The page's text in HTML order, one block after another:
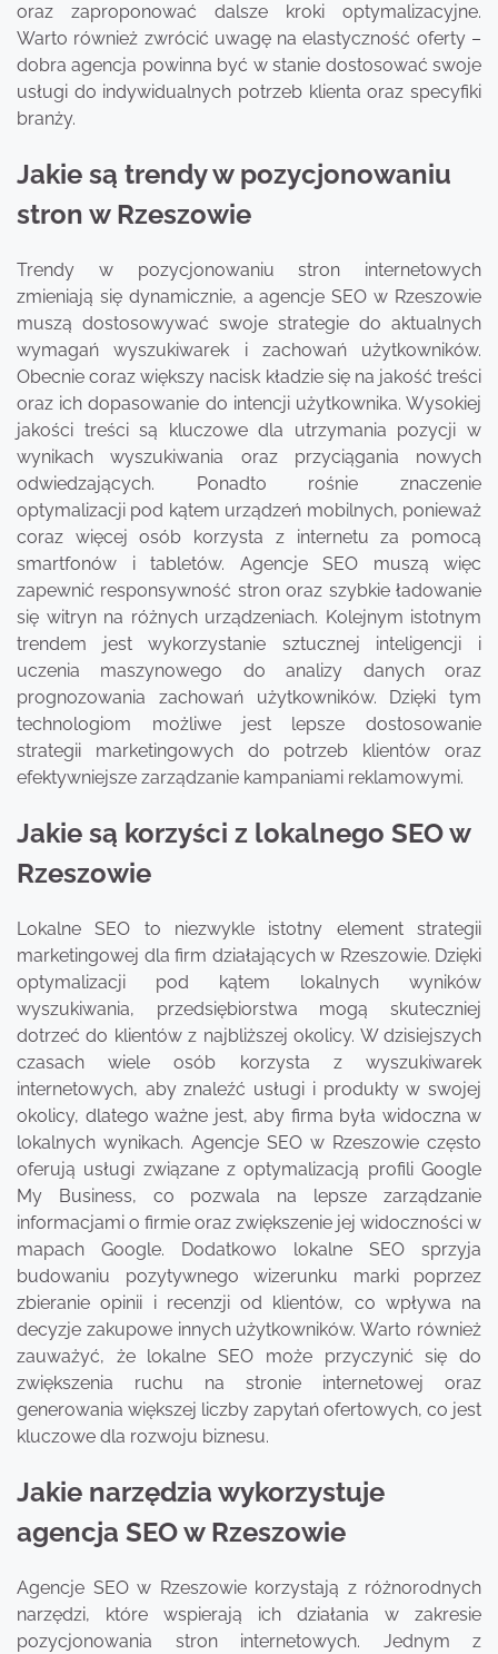
oraz zaproponować dalsze kroki optymalizacyjne.
Warto również zwrócić uwagę na elastyczność oferty –
dobra agencja powinna być w stanie dostosować swoje
usługi do indywidualnych potrzeb klienta oraz specyfiki
branży.
Jakie są trendy w pozycjonowaniu
stron w Rzeszowie
Trendy w pozycjonowaniu stron internetowych
zmieniają się dynamicznie, a agencje SEO w Rzeszowie
muszą dostosowywać swoje strategie do aktualnych
wymagań wyszukiwarek i zachowań użytkowników.
Obecnie coraz większy nacisk kładzie się na jakość treści
oraz ich dopasowanie do intencji użytkownika. Wysokiej
jakości treści są kluczowe dla utrzymania pozycji w
wynikach wyszukiwania oraz przyciągania nowych
odwiedzających. Ponadto rośnie znaczenie
optymalizacji pod kątem urządzeń mobilnych, ponieważ
coraz więcej osób korzysta z internetu za pomocą
smartfonów i tabletów. Agencje SEO muszą więc
zapewnić responsywność stron oraz szybkie ładowanie
się witryn na różnych urządzeniach. Kolejnym istotnym
trendem jest wykorzystanie sztucznej inteligencji i
uczenia maszynowego do analizy danych oraz
prognozowania zachowań użytkowników. Dzięki tym
technologiom możliwe jest lepsze dostosowanie
strategii marketingowych do potrzeb klientów oraz
efektywniejsze zarządzanie kampaniami reklamowymi.
Jakie są korzyści z lokalnego SEO w
Rzeszowie
Lokalne SEO to niezwykle istotny element strategii
marketingowej dla firm działających w Rzeszowie. Dzięki
optymalizacji pod kątem lokalnych wyników
wyszukiwania, przedsiębiorstwa mogą skuteczniej
dotrzeć do klientów z najbliższej okolicy. W dzisiejszych
czasach wiele osób korzysta z wyszukiwarek
internetowych, aby znaleźć usługi i produkty w swojej
okolicy, dlatego ważne jest, aby firma była widoczna w
lokalnych wynikach. Agencje SEO w Rzeszowie często
oferują usługi związane z optymalizacją profili Google
My Business, co pozwala na lepsze zarządzanie
informacjami o firmie oraz zwiększenie jej widoczności w
mapach Google. Dodatkowo lokalne SEO sprzyja
budowaniu pozytywnego wizerunku marki poprzez
zbieranie opinii i recenzji od klientów, co wpływa na
decyzje zakupowe innych użytkowników. Warto również
zauważyć, że lokalne SEO może przyczynić się do
zwiększenia ruchu na stronie internetowej oraz
generowania większej liczby zapytań ofertowych, co jest
kluczowe dla rozwoju biznesu.
Jakie narzędzia wykorzystuje
agencja SEO w Rzeszowie
Agencje SEO w Rzeszowie korzystają z różnorodnych
narzędzi, które wspierają ich działania w zakresie
pozycjonowania stron internetowych. Jednym z